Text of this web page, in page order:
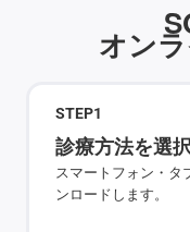
オン
STEP1
診療方法を選
スマートフォン・タ
ンロードします。